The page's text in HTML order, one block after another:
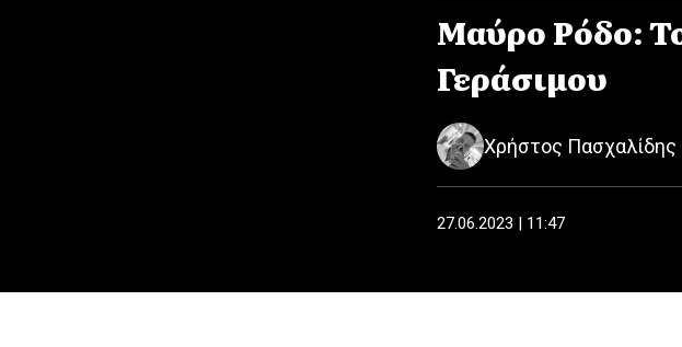
Μαύρο Ρόδο:
Γεράσιμου
Χρήστος Πασχαλίδης
27.06.2023 | 11:47